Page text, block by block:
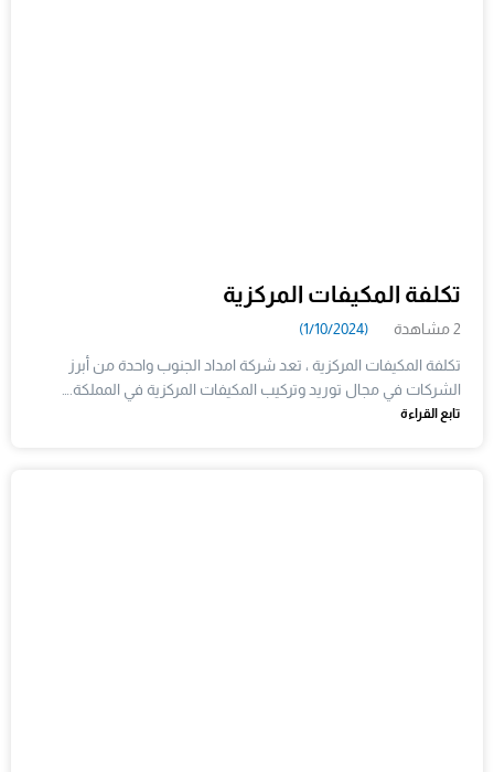
تكلفة المكيفات المركزية
2 مشاهدة (1/10/2024)
تكلفة المكيفات المركزية ، تعد شركة امداد الجنوب واحدة من أبرز
الشركات في مجال توريد وتركيب المكيفات المركزية في المملكة.…
تابع القراءة